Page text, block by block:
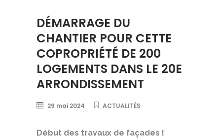
DÉMARRAGE DU
CHANTIER POUR CETTE
COPROPRIÉTÉ DE 200
LOGEMENTS DANS LE 20E
ARRONDISSEMENT
29 mai 2024 ACTUALITÉS
Début des travaux de façades !